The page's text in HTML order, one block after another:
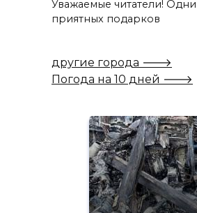
Уважаемые читатели!
приятных подарков
другие города 🡒
Погода на 10 дней 🡒